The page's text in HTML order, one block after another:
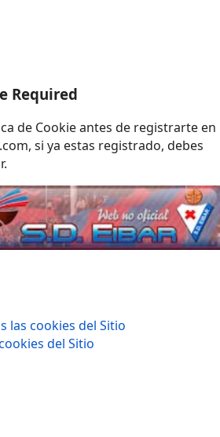
Required
de Cookie antes de registrarte en
si ya estas registrado, debes
las cookies del Sitio
del Sitio